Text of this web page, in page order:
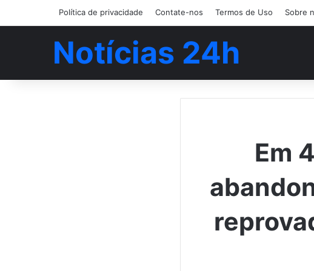
Política de privacidade Contate-nos Termos de Uso Sobre
Notícias 24h
Em